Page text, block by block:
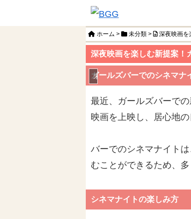
ホーム > 未分類 > 深夜映画を
深夜映画を楽しむ新提案！
未分類
ガールズバーでのシネマナ
最近、ガールズバーで
映画を上映し、居心地
バーでのシネマナイト
むことができるため、
シネマナイトの楽しみ方